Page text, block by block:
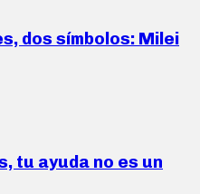
dos símbolos: Milei
tu ayuda no es un